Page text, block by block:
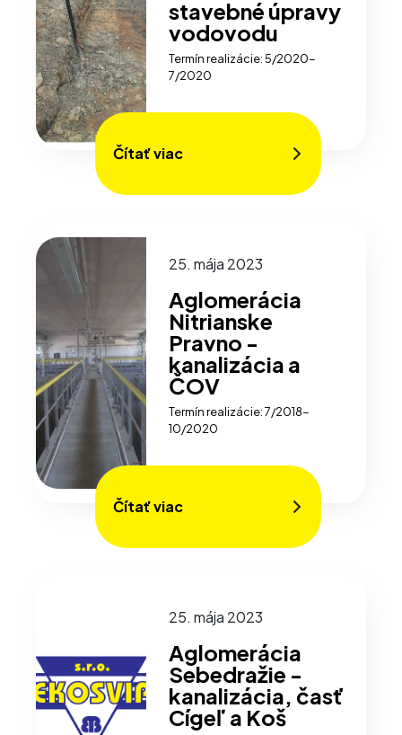
stavebné úpravy
vodovodu
Termín realizácie: 5/2020-
7/2020
Čítať viac
25. mája 2023
Aglomerácia
Nitrianske
Pravno -
kanalizácia a
ČOV
Termín realizácie: 7/2018-
10/2020
Čítať viac
25. mája 2023
Aglomerácia
Sebedražie -
kanalizácia, časť
Cígeľ a Koš